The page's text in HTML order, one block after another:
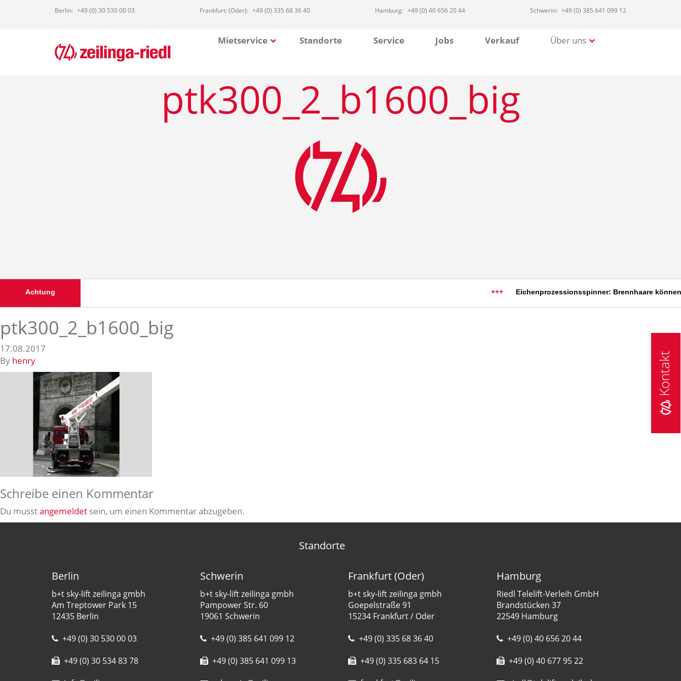
Berlin: +49 (0) 30 530 00 03 Frankfurt: (Oder): +49 (0) 335 68 36 40 Hamburg: +49 (0) 40 656 20 44 Schwerin: +49 (0) 385 641 099 12
Mietservice Standorte Service Jobs Verkauf Über uns
ptk300_2_b1600_big
+++ Eichenprozessionsspinner: Brennhaare können
Achtung
ptk300_2_b1600_big
17.08.2017
By henry
Schreibe einen Kommentar
Du musstangemeldet sein, um einen Kommentar abzugeben.
Standorte
Berlin
b+t sky-lift zeilinga gmbh
Am Treptower Park 15
12435 Berlin
+49 (0) 30 530 00 03
+49 (0) 30 534 83 78
Schwerin
b+t sky-lift zeilinga gmbh
Pampower Str. 60
19061 Schwerin
+49 (0) 385 641 099 12
+49 (0) 385 641 099 13
Frankfurt (Oder)
b+t sky-lift zeilinga gmbh
Goepelstraße 91
15234 Frankfurt / Oder
+49 (0) 335 68 36 40
+49 (0) 335 683 64 15
Hamburg
Riedl Telelift-Verleih GmbH
Brandstücken 37
22549 Hamburg
+49 (0) 40 656 20 44
+49 (0) 40 677 95 22
Kontakt